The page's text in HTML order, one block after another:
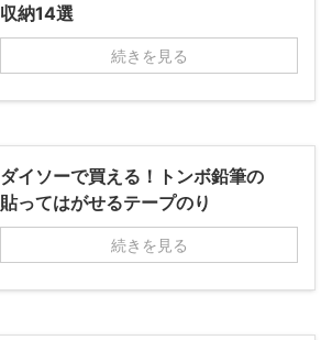
収納14選
続きを見る
ダイソーで買える！トンボ鉛筆の
貼ってはがせるテープのり
続きを見る